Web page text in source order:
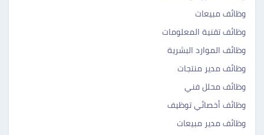
وظائف مبيعات
وظائف تقنية المعلومات
وظائف الموارد البشرية
وظائف مدير منتجات
وظائف محلل فني
وظائف أخصائي توظيف
وظائف مدير مبيعات